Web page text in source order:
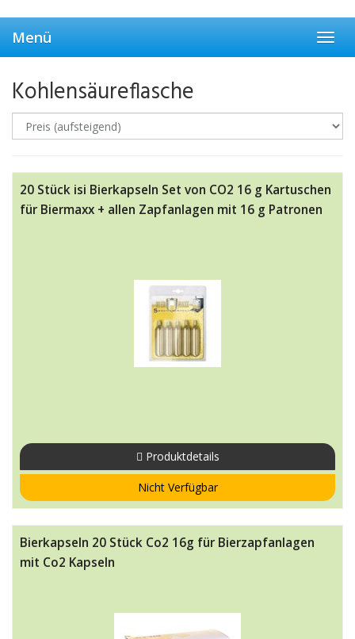
to
main
content
Menü
Kohlensäureflasche
20 Stück isi Bierkapseln Set von CO2 16 g Kartuschen
für Biermaxx + allen Zapfanlagen mit 16 g Patronen
Produktdetails
Nicht Verfügbar
Bierkapseln 20 Stück Co2 16g für Bierzapfanlagen
mit Co2 Kapseln